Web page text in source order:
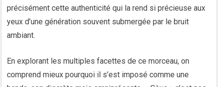
précisément cette authenticité qui la rend si précieuse aux
yeux d’une génération souvent submergée par le bruit
ambiant.
En explorant les multiples facettes de ce morceau, on
comprend mieux pourquoi il s’est imposé comme une